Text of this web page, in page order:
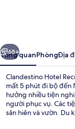
Adults
Only
Tiếp
65+
Tổng quanPhòngĐịa
Clandestino Hotel
mất 5 phút đi bộ đến
hưởng nhiều tiện
người phục vụ. Các
sân hiên và vườn. Du